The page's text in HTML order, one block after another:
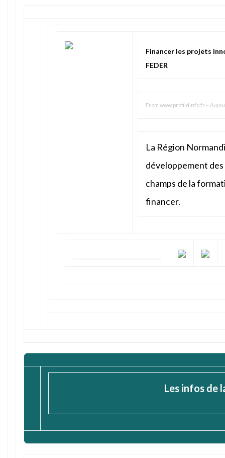
Financer les projets
FEDER
From www.profildinfo.fr –
La Région
développement
champs de la
financer.
Les infos de